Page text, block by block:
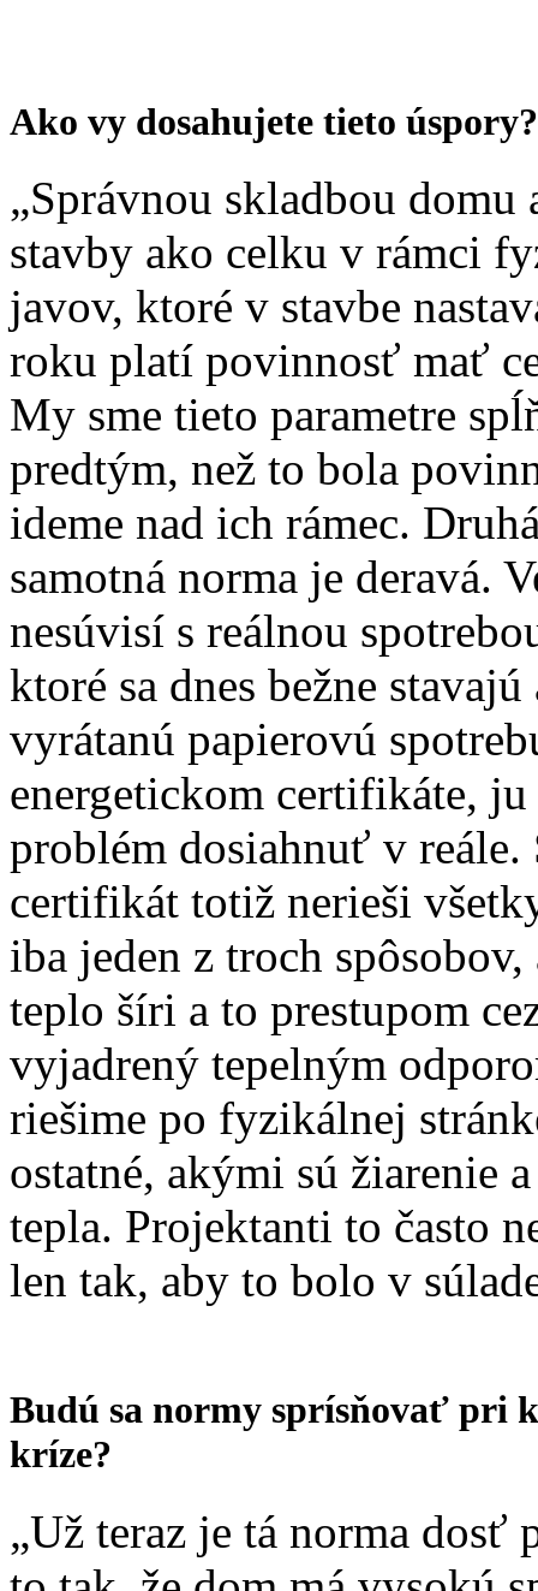
Ako vy dosahujete tieto úspory?
„Správnou skladbou domu
stavby ako celku v rámci
javov, ktoré v stavbe
roku platí povinnosť mať
My sme tieto parametre
predtým, než to bola
ideme nad ich rámec.
samotná norma je deravá.
nesúvisí s reálnou
ktoré sa dnes bežne stavajú
vyrátanú papierovú
energetickom certifikáte,
problém dosiahnuť v reále.
certifikát totiž nerieši
iba jeden z troch spôsobov,
teplo šíri a to prestupom
vyjadrený tepelným
riešime po fyzikálnej
ostatné, akými sú žiarenie
tepla. Projektanti to často
len tak, aby to bolo v
Budú sa normy sprísňovať pri
kríze?
„Už teraz je tá norma dosť